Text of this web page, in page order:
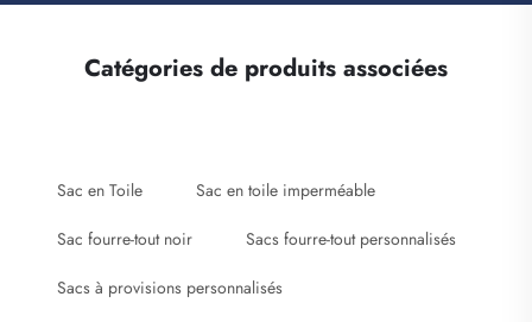
Catégories de produits associées
Sac en Toile Sac en toile imperméable
Sac fourre-tout noir Sacs fourre-tout personnalisés
Sacs à provisions personnalisés